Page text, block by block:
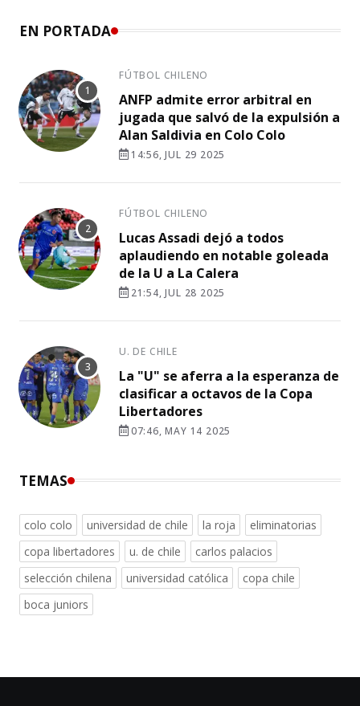
EN PORTADA
FÚTBOL CHILENO
ANFP admite error arbitral en
jugada que salvó de la expulsión a
Alan Saldivia en Colo Colo
14:56, JUL 29 2025
FÚTBOL CHILENO
Lucas Assadi dejó a todos
aplaudiendo en notable goleada
de la U a La Calera
21:54, JUL 28 2025
U. DE CHILE
La "U" se aferra a la esperanza de
clasificar a octavos de la Copa
Libertadores
07:46, MAY 14 2025
TEMAS
colo colo universidad de chile la roja
eliminatorias
copa libertadores
u. de chile
carlos palacios
selección chilena
universidad católica
copa chile
boca juniors